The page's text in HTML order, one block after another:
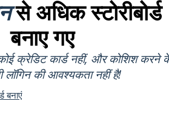
से अधिक स्टोरीबोर्ड
बनाए गए
क्रेडिट कार्ड नहीं, और कोशिश करने
लॉगिन की आवश्यकता नहीं है!
बनाएं